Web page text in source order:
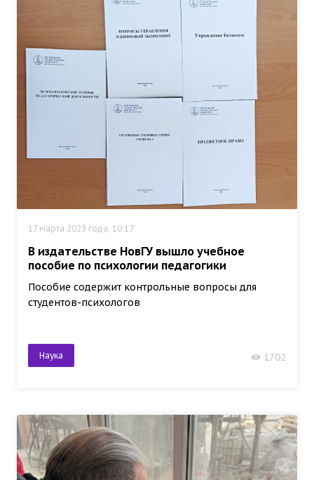
17 марта 2023 года, 10:17
В издательстве НовГУ вышло учебное
пособие по психологии педагогики
Пособие содержит контрольные вопросы для
студентов-психологов
Наука 1702